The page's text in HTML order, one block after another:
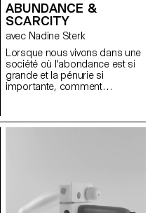
ABUNDANCE &
SCARCITY
avec Nadine Sterk
Lorsque nous vivons dans une
société où l'abondance est si
grande et la pénurie si
importante, comment
pouvons-nous nous tourner
important encore, comment
pouvons-nous vivre plus
harmonieusement avec la